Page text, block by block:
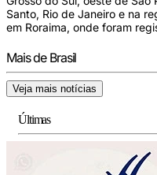
Santo, Rio de Janeiro e na
em Roraima, onde foram
Mais de Brasil
Veja mais notícias
Últimas